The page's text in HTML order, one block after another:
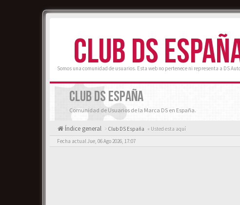
CLUB DS
Somos una comunidad de usuarios. Esta web no pertenece ni representa a DS
CLUB DS ESPAÑA
Comunidad de Usuarios de la Marca DS en España.
Índice general Club DS España « Usted esta aquí
Fecha actual Jue, 06 Ago 2026, 17:07